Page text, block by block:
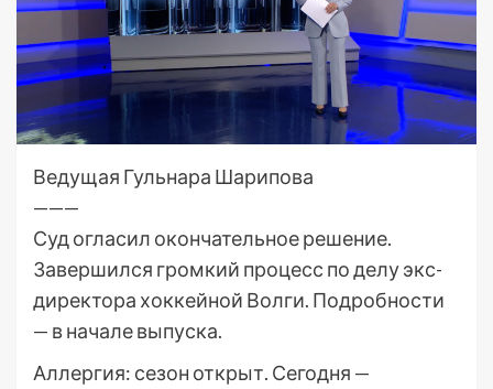
Ведущая Гульнара Шарипова
———
Суд огласил окончательное решение.
Завершился громкий процесс по делу экс-
директора хоккейной Волги. Подробности
— в начале выпуска.
Аллергия: сезон открыт. Сегодня —